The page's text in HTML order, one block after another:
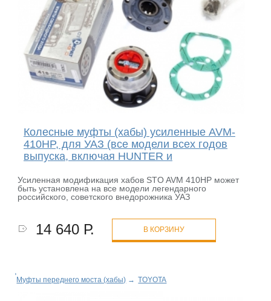
Колесные муфты (хабы) усиленные AVM-
410HP, для УАЗ (все модели всех годов
выпуска, включая HUNTER и
Усиленная модификация хабов STO AVM 410HP может
быть установлена на все модели легендарного
российского, советского внедорожника УАЗ
14 640 Р. В КОРЗИНУ
Муфты переднего моста (хабы) → TOYOTA